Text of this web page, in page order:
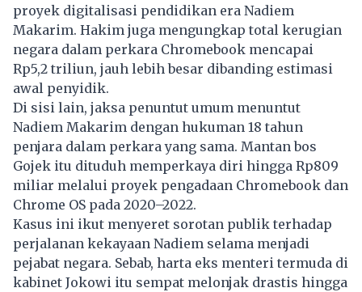
proyek digitalisasi pendidikan era Nadiem
Makarim. Hakim juga mengungkap total kerugian
negara dalam perkara Chromebook mencapai
Rp5,2 triliun, jauh lebih besar dibanding estimasi
awal penyidik.
Di sisi lain, jaksa penuntut umum menuntut
Nadiem Makarim dengan hukuman 18 tahun
penjara dalam perkara yang sama. Mantan bos
Gojek itu dituduh memperkaya diri hingga Rp809
miliar melalui proyek pengadaan Chromebook dan
Chrome OS pada 2020–2022.
Kasus ini ikut menyeret sorotan publik terhadap
perjalanan kekayaan Nadiem selama menjadi
pejabat negara. Sebab, harta eks menteri termuda di
kabinet Jokowi itu sempat melonjak drastis hingga